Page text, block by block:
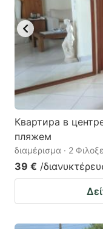
Квартира в
пляжем
διαμέρισμα · 2
39 € /